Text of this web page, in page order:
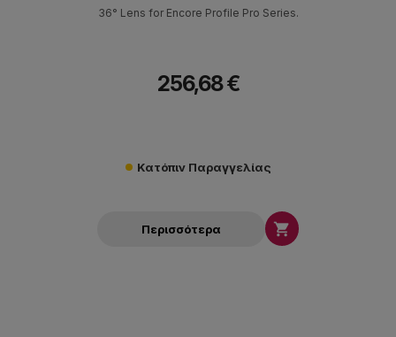
36° Lens for Encore Profile Pro Series.
256,68 €
Κατόπιν Παραγγελίας
Περισσότερα 